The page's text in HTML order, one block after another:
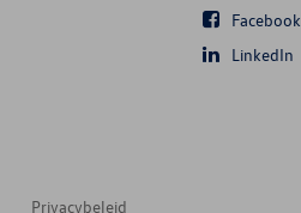
Facebook
LinkedIn
Privacybeleid